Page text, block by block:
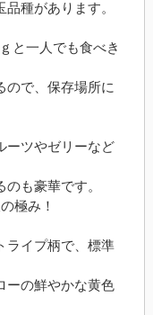
種があります。
と一人でも食べき
ので、保存場所に
ーツやゼリーなど
も豪華です。
極み！
ライプ柄で、標準
ーの鮮やかな黄色